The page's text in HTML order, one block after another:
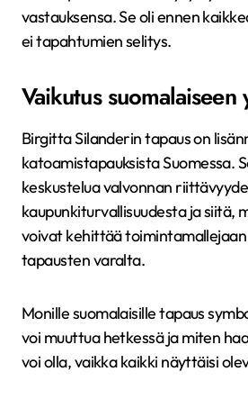
vastauksensa. Se oli ennen
ei tapahtumien selitys.
Vaikutus suomalaiseen
Birgitta Silanderin tapaus on
katoamistapauksista Suomessa.
keskustelua valvonnan
kaupunkiturvallisuudesta ja siitä,
voivat kehittää
tapausten varalta.
Monille suomalaisille tapaus
voi muuttua hetkessä ja miten
voi olla, vaikka kaikki näyttäisi